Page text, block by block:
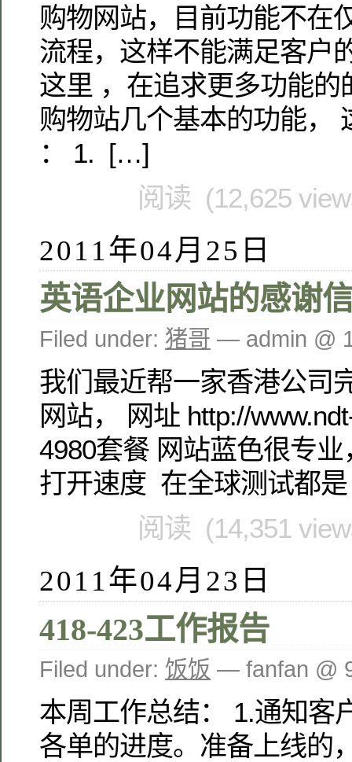
购物网站，目前功能不在
流程，这样不能满足客户
这里 ，在追求更多功能的
购物站几个基本的功能，
： 1. […]
阅读 (12,625
2011年04月25日
英语企业网站的感谢
Filed under: 猪哥 — admin @
我们最近帮一家香港公司
网站， 网址 http://
4980套餐 网站蓝色很专
打开速度 在全球测试都
阅读 (14,351
2011年04月23日
418-423工作报告
Filed under: 饭饭 — fanfan @
本周工作总结： 1.通知客
各单的进度。准备上线的